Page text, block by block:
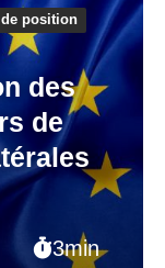
3min
position
des
de